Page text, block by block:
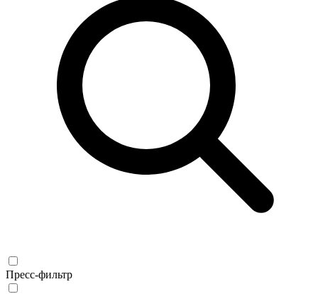
Пресс-фильтр